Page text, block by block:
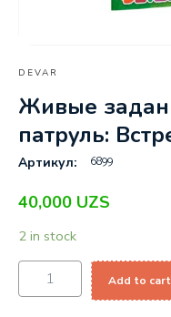
DEVAR
Живые
патруль:
Артикул: 6899
40,000 UZS
2 in stock
Add to cart